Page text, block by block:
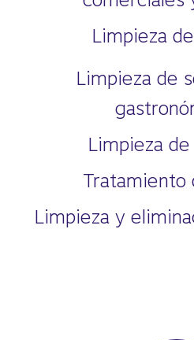
Limpieza
Limpieza de
Limpieza
Tratamiento
Limpieza y